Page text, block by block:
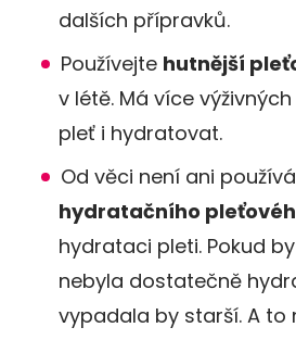
dalších přípravků.
Používejte hutnější
v létě. Má více
pleť i hydratovat.
Od věci není ani
hydratačního
hydrataci pleti. Pokud
nebyla dostatečně
vypadala by starší. A to